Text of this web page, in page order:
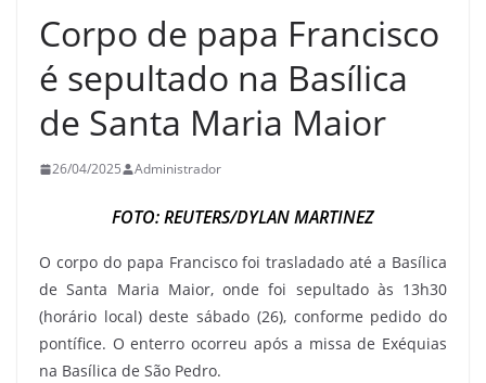
Corpo de papa Francisco
é sepultado na Basílica
de Santa Maria Maior
26/04/2025 Administrador
FOTO: REUTERS/DYLAN MARTINEZ
O corpo do papa Francisco foi trasladado até a Basílica
de Santa Maria Maior, onde foi sepultado às 13h30
(horário local) deste sábado (26), conforme pedido do
pontífice. O enterro ocorreu após a missa de Exéquias
na Basílica de São Pedro.